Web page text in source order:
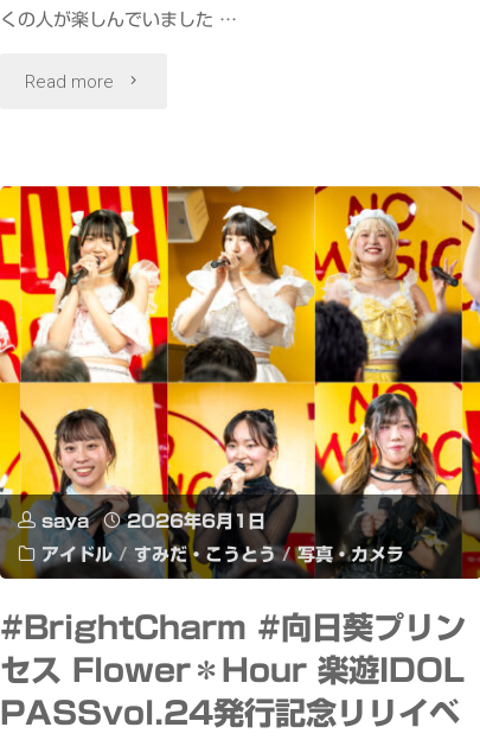
マ
ン
ダ
ロ
リ
ア
ン・
ア
ン
ド・
くの人が楽しんでいました …
Read more "TOKYO
2026
光
の
ア
ー
ト
パ
ー
ク
Light
Art
saya
2026年6月1日
アイドル / すみだ・こうとう / 写真・カメラ
#BrightCharm #向日葵プリン
セス Flower＊Hour 楽遊IDOL
PASSvol.24発行記念リリイベ